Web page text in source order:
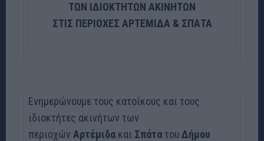
ΤΩΝ ΙΔΙΟΚΤΗΤΩΝ ΑΚΙΝΗΤΩΝ
ΣΤΙΣ ΠΕΡΙΟΧΕΣ ΑΡΤΕΜΙΔΑ & ΣΠΑΤΑ
Ενημερώνουμε τους κατοίκους και τους
ιδιοκτήτες ακινήτων των
περιοχών Αρτέμιδα και ΣπάτατουΔήμου